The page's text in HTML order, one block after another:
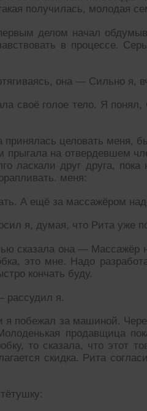
получилась, молодая
делом начал
в процессе.
она — Сильно я,
своё голое тело. Я
целовать меня,
прыгала на отвердевшем
ласкали друг друга,
меня:
А ещё за массажёром
я, думая, что Рита уже
сказала она — Массажёр
это мне. Надо
кончать буду.
рассудил я.
я побежал за машиной.
продавщица
то сказала, что этот
скидка. Рита